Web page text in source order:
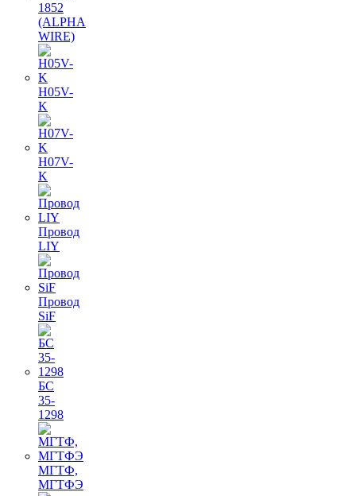
1852
(ALPHA
WIRE)
H05V-
K
H07V-
K
Провод
LIY
Провод
SiF
БС
35-
1298
МГТФ,
МГТФЭ